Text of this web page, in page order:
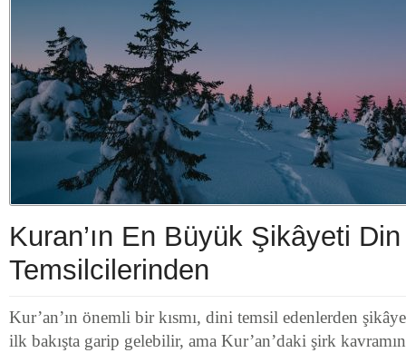
Kuran’ın En Büyük Şikâyeti Din
Temsilcilerinden
Kur’an’ın önemli bir kısmı, dini temsil edenlerden
ilk bakışta garip gelebilir, ama Kur’an’daki şirk